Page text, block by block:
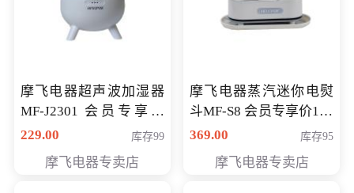
摩飞电器超声波加湿器
MF-J2301 会员专享价
168元
229.00 库存99
摩飞电器专卖店
摩飞电器蒸汽迷你电熨
斗MF-S8 会员专享价168
元
369.00 库存95
摩飞电器专卖店